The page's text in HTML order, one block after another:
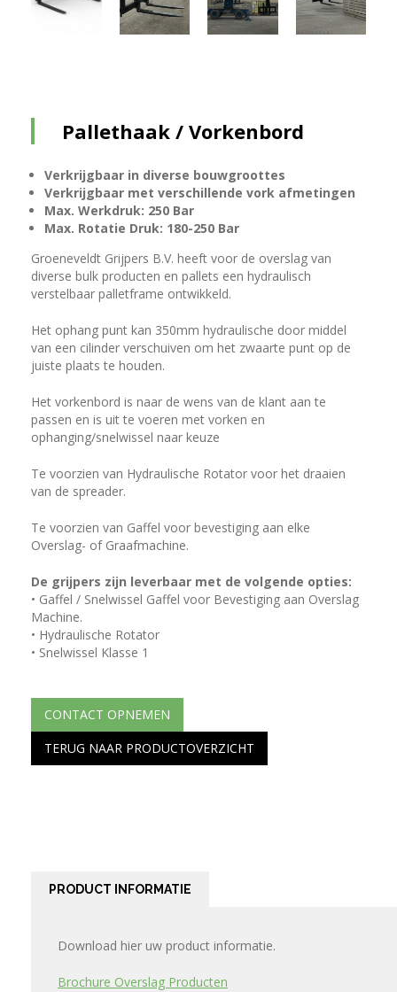
Pallethaak / Vorkenbord
Verkrijgbaar in diverse bouwgroottes
Verkrijgbaar met verschillende vork afmetingen
Max. Werkdruk: 250 Bar
Max. Rotatie Druk: 180-250 Bar
Groeneveldt Grijpers B.V. heeft voor de overslag van
diverse bulk producten en pallets een hydraulisch
verstelbaar palletframe ontwikkeld.
Het ophang punt kan 350mm hydraulische door middel
van een cilinder verschuiven om het zwaarte punt op de
juiste plaats te houden.
Het vorkenbord is naar de wens van de klant aan te
passen en is uit te voeren met vorken en
ophanging/snelwissel naar keuze
Te voorzien van Hydraulische Rotator voor het draaien
van de spreader.
Te voorzien van Gaffel voor bevestiging aan elke
Overslag- of Graafmachine.
De grijpers zijn leverbaar met de volgende opties:
• Gaffel / Snelwissel Gaffel voor Bevestiging aan Overslag
Machine.
• Hydraulische Rotator
• Snelwissel Klasse 1
CONTACT OPNEMEN
TERUG NAAR PRODUCTOVERZICHT
PRODUCT INFORMATIE
Download hier uw product informatie.
Brochure Overslag Producten